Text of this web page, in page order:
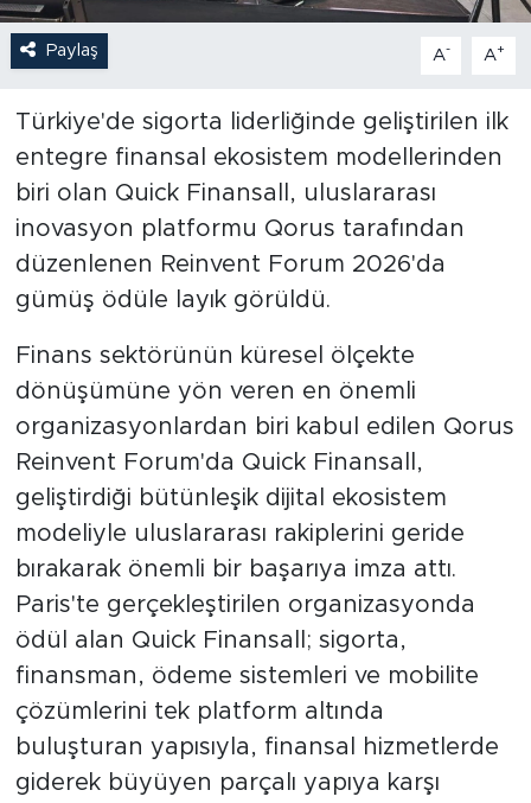
Paylaş A- A+
Türkiye'de sigorta liderliğinde geliştirilen ilk
entegre finansal ekosistem modellerinden
biri olan Quick Finansall, uluslararası
inovasyon platformu Qorus tarafından
düzenlenen Reinvent Forum 2026'da
gümüş ödüle layık görüldü.
Finans sektörünün küresel ölçekte
dönüşümüne yön veren en önemli
organizasyonlardan biri kabul edilen Qorus
Reinvent Forum'da Quick Finansall,
geliştirdiği bütünleşik dijital ekosistem
modeliyle uluslararası rakiplerini geride
bırakarak önemli bir başarıya imza attı.
Paris'te gerçekleştirilen organizasyonda
ödül alan Quick Finansall; sigorta,
finansman, ödeme sistemleri ve mobilite
çözümlerini tek platform altında
buluşturan yapısıyla, finansal hizmetlerde
giderek büyüyen parçalı yapıya karşı